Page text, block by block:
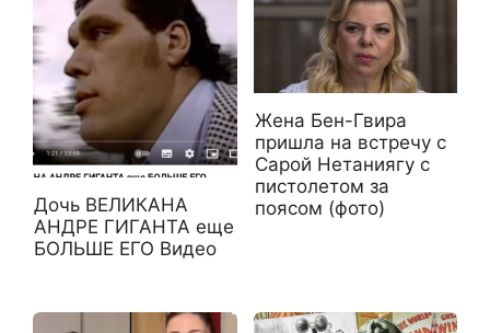
Дочь ВЕЛИКАНА
АНДРЕ ГИГАНТА еще
БОЛЬШЕ ЕГО Видео
Жена Бен-Гвира
пришла на встречу с
Сарой Нетаниягу с
пистолетом за
поясом (фото)